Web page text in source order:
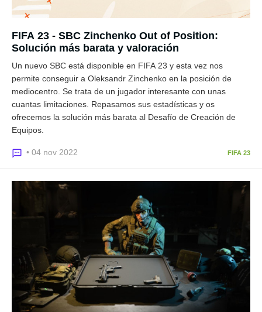
FIFA 23 - SBC Zinchenko Out of Position:
Solución más barata y valoración
Un nuevo SBC está disponible en FIFA 23 y esta vez nos
permite conseguir a Oleksandr Zinchenko en la posición de
mediocentro. Se trata de un jugador interesante con unas
cuantas limitaciones. Repasamos sus estadísticas y os
ofrecemos la solución más barata al Desafío de Creación de
Equipos.
• 04 nov 2022 FIFA 23